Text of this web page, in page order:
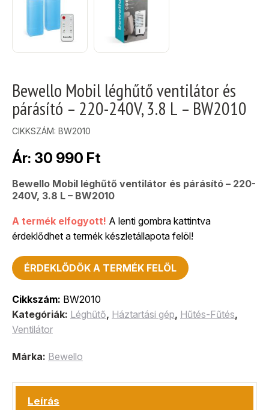
Bewello Mobil léghűtő ventilátor és
párásító – 220-240V, 3.8 L – BW2010
CIKKSZÁM: BW2010
Ár: 30 990 Ft
Bewello Mobil léghűtő ventilátor és párásító – 220-
240V, 3.8 L – BW2010
A termék elfogyott! A lenti gombra kattintva
érdeklődhet a termék készletállapota felöl!
ÉRDEKLŐDÖK A TERMÉK FELÖL
Cikkszám: BW2010
Kategóriák: Léghűtő, Háztartási gép, Hűtés-Fűtés,
Ventilátor
Márka: Bewello
Leírás